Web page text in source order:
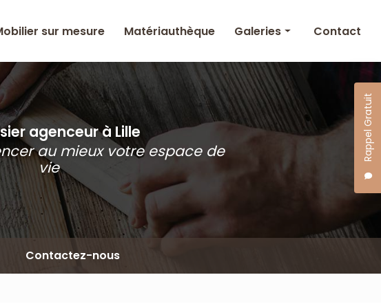
Rappel Gratuit
sur mesure Matériauthèque Galeries
Agencement intérieur
& Mobilier sur mesure
Matériauthèque
Contact
agenceur à Lille
au mieux votre espace de
vie
Contactez-nous